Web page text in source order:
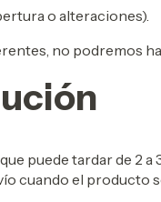
o alteraciones).
no podremos
que puede tardar de 2
cuando el producto